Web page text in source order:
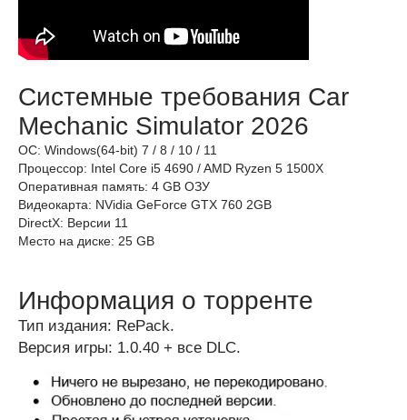
Системные требования Car
Mechanic Simulator 2026
ОС: Windows(64-bit) 7 / 8 / 10 / 11
Процессор: Intel Core i5 4690 / AMD Ryzen 5 1500X
Оперативная память: 4 GB ОЗУ
Видеокарта: NVidia GeForce GTX 760 2GB
DirectX: Версии 11
Место на диске: 25 GB
Информация о торренте
Тип издания: RePack.
Версия игры: 1.0.40 + все DLC.